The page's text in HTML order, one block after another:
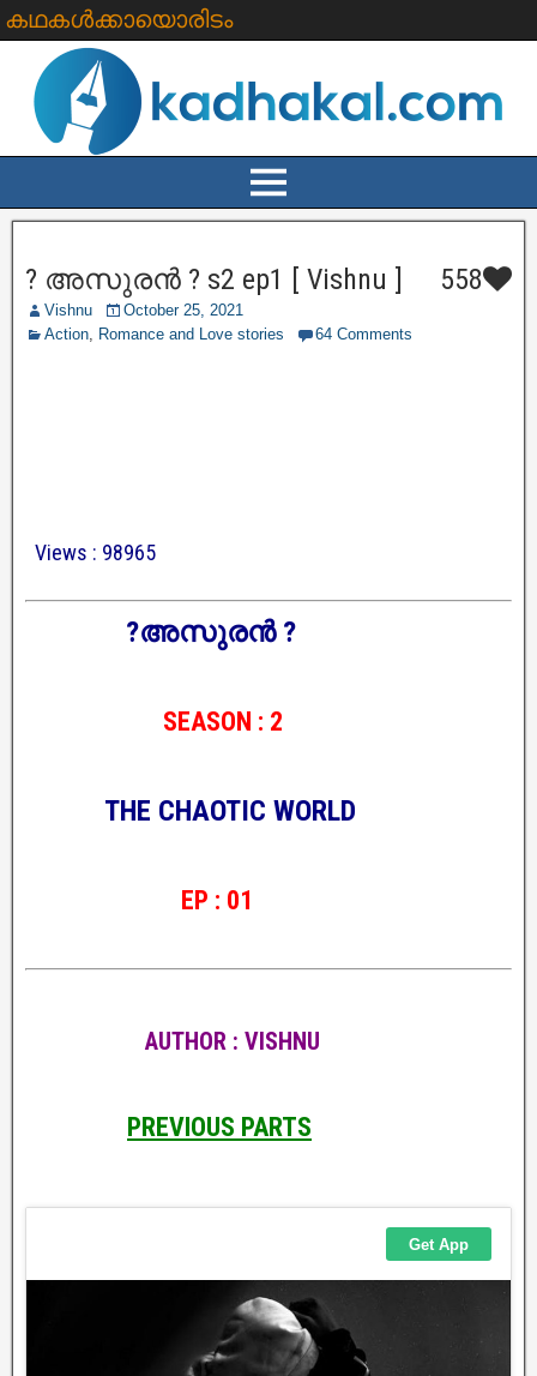
കഥകൾക്കായൊരിടം
? അസുരൻ ? s2 ep1 [ Vishnu ] 558
Vishnu
October 25, 2021
Action, Romance and Love stories 64 Comments
Views : 98965
?അസുരൻ ?
SEASON : 2
THE CHAOTIC WORLD
EP : 01
AUTHOR : VISHNU
PREVIOUS PARTS